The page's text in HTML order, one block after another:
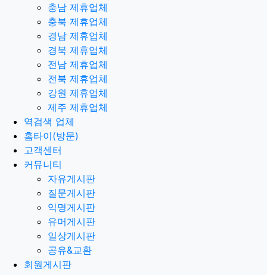
충남 제휴업체
충북 제휴업체
경남 제휴업체
경북 제휴업체
전남 제휴업체
전북 제휴업체
강원 제휴업체
제주 제휴업체
역검색 업체
홈타이(방문)
고객센터
커뮤니티
자유게시판
질문게시판
익명게시판
유머게시판
일상게시판
공유&교환
회원게시판